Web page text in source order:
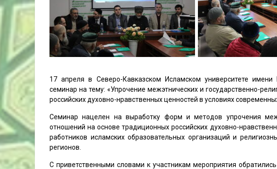
17 апреля в Северо-Кавказском Исламском университете
семинар на тему: «Упрочение межэтнических и государственно-
российских духовно-нравственных ценностей в условиях
Семинар нацелен на выработку форм и методов упрочения
отношений на основе традиционных российских духовно-
работников исламских образовательных организаций и
регионов.
С приветственными словами к участникам мероприятия